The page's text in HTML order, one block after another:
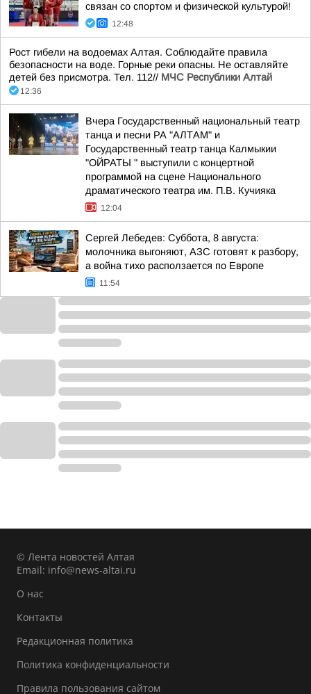
связан со спортом и физической культурой!
12:48
Рост гибели на водоемах Алтая. Соблюдайте правила
безопасности на воде. Горные реки опасны. Не оставляйте
детей без присмотра. Тел. 112// МЧС Республики Алтай
12:36
Вчера Государственный национальный театр
танца и песни РА "АЛТАМ" и
Государственный театр танца Калмыкии
"ОЙРАТЫ " выступили с концертной
программой на сцене Национального
драматического театра им. П.В. Кучияка
12:04
Сергей Лебедев: Суббота, 8 августа:
молочника выгоняют, АЗС готовят к разбору,
а война тихо расползается по Европе
11:54
© Лента новостей Алтая
Email: info@news-altai.ru
О нас
Контакты
Редакционная политика
Политика конфиденциальности
Правила пользования сайтом